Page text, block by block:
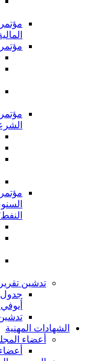
تدشين
جدول
أيوفي 2020
الشهادات المهنية
أعضاء